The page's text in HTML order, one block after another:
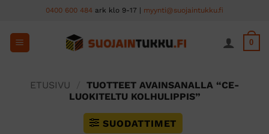
content
0400 600 484 ark klo 9-17 | myynti@suojaintukku.fi
0
ETUSIVU
TUOTTEET AVAINSANALLA “CE-
LUOKITELTU KOLHULIPPIS”
SUODATTIMET